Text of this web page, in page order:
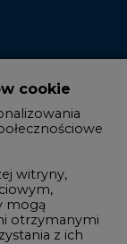
cookie
witryny,
mogą
otrzymanymi
z ich